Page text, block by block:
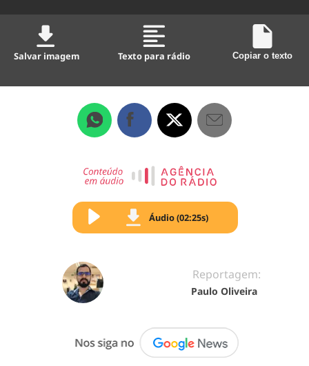
Salvar imagem Texto para rádio Copiar o texto
Áudio (02:25s)
Reportagem:
Paulo Oliveira